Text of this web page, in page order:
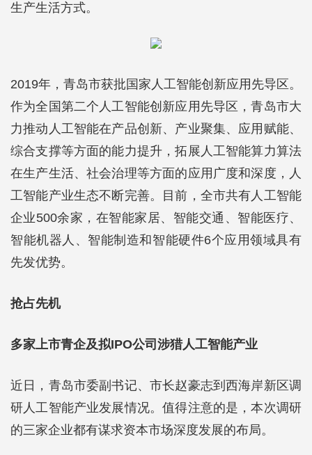
生产生活方式。
2019年，青岛市获批国家人工智能创新应用先导区。
作为全国第二个人工智能创新应用先导区，青岛市大
力推动人工智能在产品创新、产业聚集、应用赋能、
综合支撑等方面的能力提升，拓展人工智能算力算法
在生产生活、社会治理等方面的应用广度和深度，人
工智能产业生态不断完善。目前，全市共有人工智能
企业500余家，在智能家居、智能交通、智能医疗、
智能机器人、智能制造和智能硬件6个应用领域具有
先发优势。
抢占先机
多家上市青企及拟IPO公司涉猎人工智能产业
近日，青岛市委副书记、市长赵豪志到西海岸新区调
研人工智能产业发展情况。值得注意的是，本次调研
的三家企业都有谋求资本市场深度发展的布局。